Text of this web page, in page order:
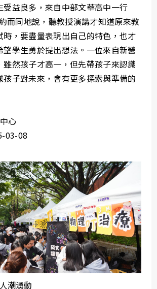
受益良多，來自中部文華高中一行
而同地說，聽教授演講才知道原來教
時，要盡量表現出自己的特色，也才
望學生勇於提出想法。一位來自新營
雖然孩子才高一，但先帶孩子來認識
孩子對未來，會有更多探索與準備的
心
03-08
潮湧動